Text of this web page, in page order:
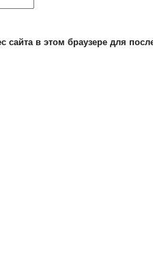
сайта в этом браузере для